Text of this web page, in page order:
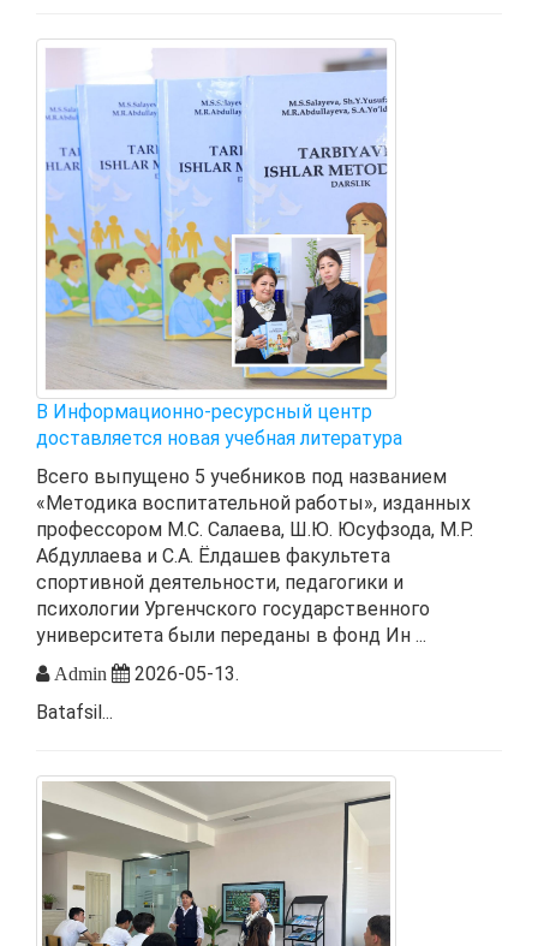
В Информационно-ресурсный центр
доставляется новая учебная литература
Всего выпущено 5 учебников под названием
«Методика воспитательной работы», изданных
профессором М.С. Салаева, Ш.Ю. Юсуфзода, М.Р.
Абдуллаева и С.А. Ёлдашев факультета
спортивной деятельности, педагогики и
психологии Ургенчского государственного
университета были переданы в фонд Ин ...
Admin
2026-05-13.
Batafsil...